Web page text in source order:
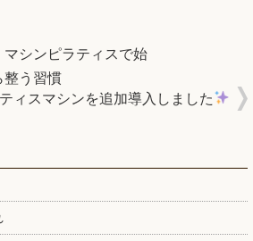
マシンピラティスで始
整う習慣
ィスマシンを追加導入しました